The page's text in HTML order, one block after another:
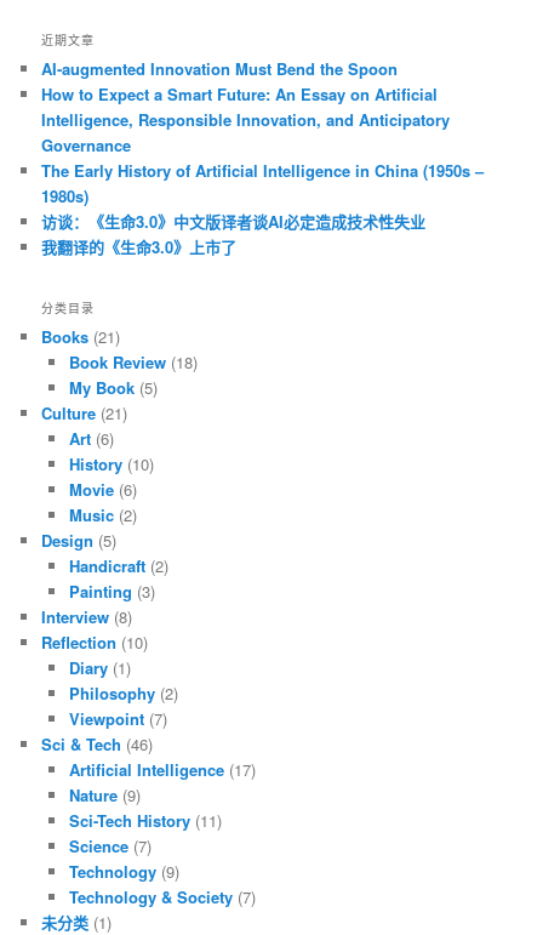
近期文章
AI-augmented Innovation Must Bend the Spoon
How to Expect a Smart Future: An Essay on Artificial
Intelligence, Responsible Innovation, and Anticipatory
Governance
The Early History of Artificial Intelligence in China (1950s –
1980s)
访谈：《生命3.0》中文版译者谈AI必定造成技术性失业
我翻译的《生命3.0》上市了
分类目录
Books (21)
Book Review(18)
My Book(5)
Culture (21)
Art(6)
History(10)
Movie(6)
Music(2)
Design (5)
Handicraft(2)
Painting (3)
Interview (8)
Reflection (10)
Diary(1)
Philosophy(2)
Viewpoint(7)
Sci & Tech (46)
Artificial Intelligence(17)
Nature(9)
Sci-Tech History(11)
Science(7)
Technology(9)
Technology & Society(7)
未分类 (1)